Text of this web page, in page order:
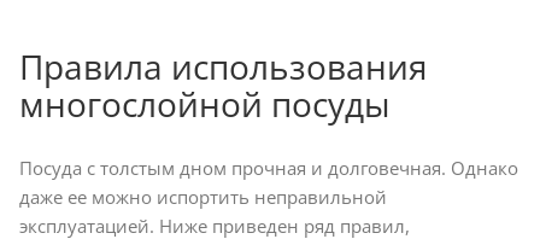
Правила использования
многослойной посуды
Посуда с толстым дном прочная и долговечная. Однако
даже ее можно испортить неправильной
эксплуатацией. Ниже приведен ряд правил,